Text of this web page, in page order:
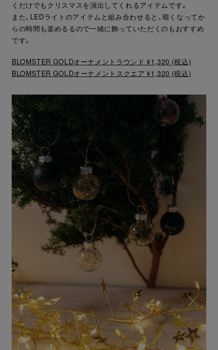
くだけでもクリスマスを演出してくれるアイテムです。
また、LEDライトのアイテムと組み合わせると、暗くなってか
らの時間も楽めるるので一緒に飾っていただくのもおすすめ
です。
BLOMSTER GOLDオーナメントラウンド ¥1,320 (税込)
BLOMSTER GOLDオーナメントスクエア ¥1,320 (税込)